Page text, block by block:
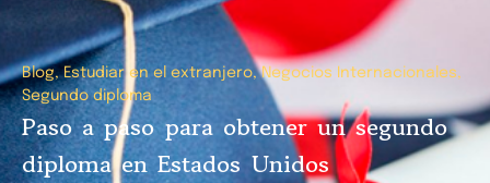
Blog,Estudiar en el extranjero,Negocios Internacionales,
Segundo diploma
Paso a paso para obtener un segundo
diploma en Estados Unidos